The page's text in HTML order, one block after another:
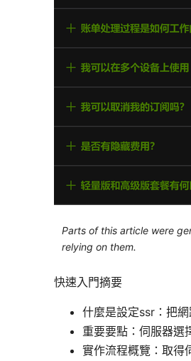
Parts of this article were
relying on them.
快速入門摘要
什麼是設定ssr：把
重要要點：伺服器選
實作流程概覽：取